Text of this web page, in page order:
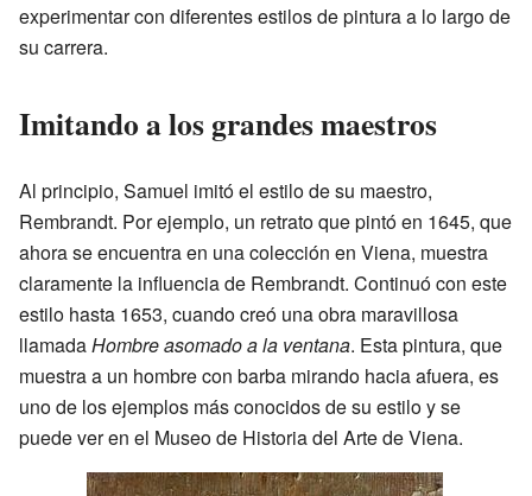
experimentar con diferentes estilos de pintura a lo largo de
su carrera.
Imitando a los grandes maestros
Al principio, Samuel imitó el estilo de su maestro,
Rembrandt. Por ejemplo, un retrato que pintó en 1645, que
ahora se encuentra en una colección en Viena, muestra
claramente la influencia de Rembrandt. Continuó con este
estilo hasta 1653, cuando creó una obra maravillosa
llamadaHombre asomado a la ventana. Esta pintura, que
muestra a un hombre con barba mirando hacia afuera, es
uno de los ejemplos más conocidos de su estilo y se
puede ver en el Museo de Historia del Arte de Viena.